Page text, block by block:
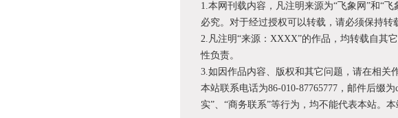
1.本网刊载内容，凡注明来源为“飞象网”和“
必究。对于经过授权可以转载，请必须保持转
2.凡注明“来源：XXXX”的作品，均转载自其
性负责。
3.如因作品内容、版权和其它问题，请在相关
本站联系电话为86-010-87765777，邮件后缀
实”、“商务联系”等行为，均不能代表本站。